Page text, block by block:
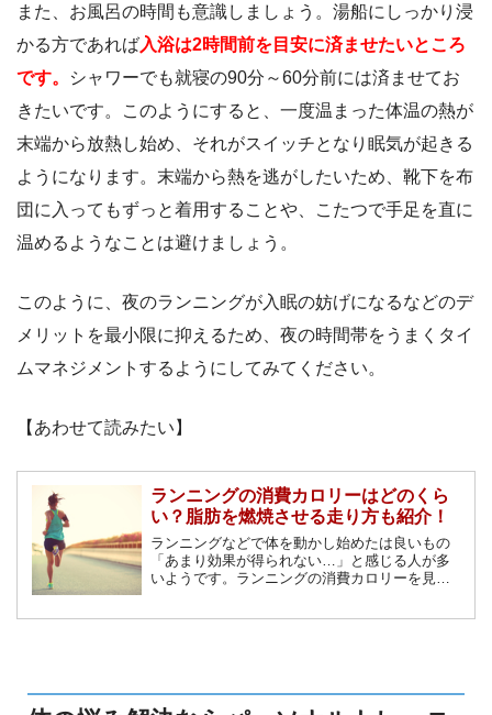
また、お風呂の時間も意識しましょう。湯船にしっかり浸
かる方であれば入浴は2時間前を目安に済ませたいところ
です。
シャワーでも就寝の90分～60分前には済ませてお
きたいです。このようにすると、一度温まった体温の熱が
末端から放熱し始め、それがスイッチとなり眠気が起きる
ようになります。末端から熱を逃がしたいため、靴下を布
団に入ってもずっと着用することや、こたつで手足を直に
温めるようなことは避けましょう。
このように、夜のランニングが入眠の妨げになるなどのデ
メリットを最小限に抑えるため、夜の時間帯をうまくタイ
ムマネジメントするようにしてみてください。
【あわせて読みたい】
ランニングの消費カロリーはどのくら
い？脂肪を燃焼させる走り方も紹介！
ランニングなどで体を動かし始めたは良いもの
「あまり効果が得られない…」と感じる人が多
いようです。ランニングの消費カロリーを見な